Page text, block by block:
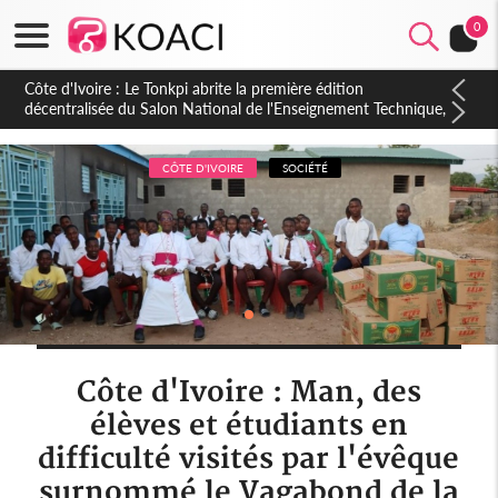
0
Côte d'Ivoire : PPA-CI, Gbagbo délègue une partie de ses
prérogatives de président à 05 cadres, vers sa retraite
politique ?
CÔTE D'IVOIRE SOCIÉTÉ
Côte d'Ivoire : Man, des
élèves et étudiants en
difficulté visités par l'évêque